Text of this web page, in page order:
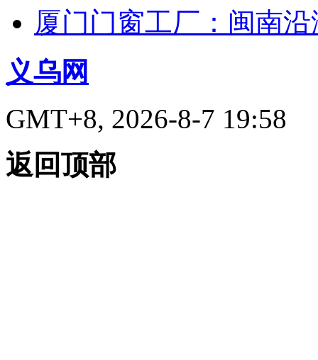
厦门门窗工厂：闽南
义乌网
GMT+8, 2026-8-7 19:58
返回顶部